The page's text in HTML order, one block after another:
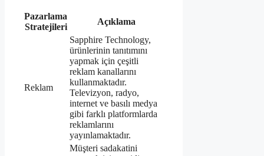
Pazarlama
Stratejileri
Açıklama
Reklam
Sapphire Technology,
ürünlerinin tanıtımını
yapmak için çeşitli
reklam kanallarını
kullanmaktadır.
Televizyon, radyo,
internet ve basılı medya
gibi farklı platformlarda
reklamlarını
yayınlamaktadır.
Müşteri sadakatini